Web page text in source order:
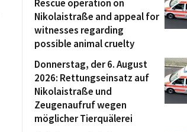
Rescue operation on
Nikolaistraße and appeal for
witnesses regarding
possible animal cruelty
Donnerstag, der 6. August
2026: Rettungseinsatz auf
Nikolaistraße und
Zeugenaufruf wegen
möglicher Tierquälerei